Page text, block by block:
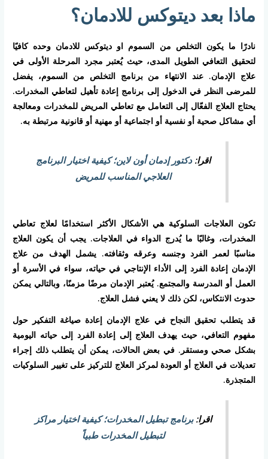
ماذا بعد ديتوكس للادمان؟
نادرًا ما يكون التخلص من السموم او ديتوكس للادمان وحده كافيًا
لتحقيق التعافي الطويل المدى، حيث يُعتبر مجرد المرحلة الأولى في
علاج الإدمان. عند الانتهاء من برنامج التخلص من السموم، يفضل
للمرضى النظر في الدخول إلى برنامج إعادة تأهيل لتعاطي المخدرات.
يحتاج العلاج الفعّال إلى التعامل مع تعاطي المريض للمخدرات ومعالجة
أي مشاكل صحية أو نفسية أو اجتماعية أو مهنية أو قانونية مرتبطة به.
اقرا:دكتور إدمان أون لاين؛ كيفية اختيار البرنامج
العلاجي المناسب للمريض
تكون العلاجات السلوكية هي الأشكال الأكثر استخدامًا لعلاج تعاطي
المخدرات، وغالبًا ما يُدرج الدواء في العلاجات. يجب أن يكون العلاج
مناسبًا لعمر الفرد وجنسه وعرقه وثقافته. يشمل الهدف من علاج
الإدمان إعادة الفرد إلى الأداء الإنتاجي في حياته، سواء في الأسرة أو
العمل أو المدرسة والمجتمع. يُعتبر الإدمان مرضًا مزمنًا، وبالتالي يمكن
حدوث الانتكاس، لكن ذلك لا يعني فشل العلاج.
قد يتطلب تحقيق النجاح في علاج الإدمان إعادة صياغة التفكير حول
مفهوم التعافي، حيث يهدف العلاج إلى إعادة الفرد إلى حياته اليومية
بشكل صحي ومستقر. في بعض الحالات، يمكن أن يتطلب ذلك إجراء
تعديلات في العلاج أو العودة لمركز العلاج للتركيز على تغيير السلوكيات
المتجذرة.
اقرا:برنامج تبطيل المخدرات؛ كيفية اختيار مراكز
لتبطيل المخدرات طبياً